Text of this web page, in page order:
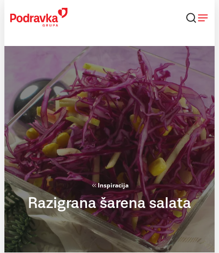
content
Inspiracija
Razigrana šarena salata